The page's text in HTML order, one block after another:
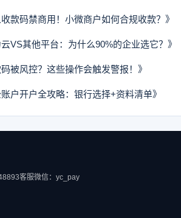
码禁商用！小微商户如何合规收款？》
其他平台：为什么90%的企业选它？》
风控？这些操作会触发警报！》
开户全攻略：银行选择+资料清单》
客服微信：yc_pay